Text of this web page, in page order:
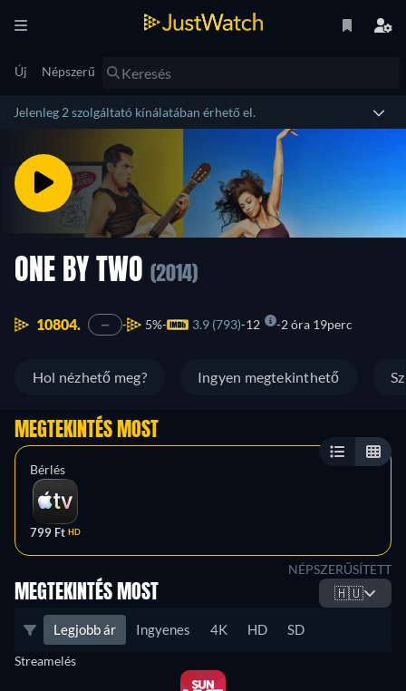
Új Népszerű
Jelenleg 2 szolgáltató kínálatában érhető el.
ONE BY TWO (2014)
10804. — 5% 3.9 (793) 12 2 óra 19perc
Hol nézhető meg? Ingyen megtekinthető
MEGTEKINTÉS MOST
Bérlés
799 Ft HD
NÉPSZERŰSÍTETT
MEGTEKINTÉS MOST 🇭🇺
Legjobb ár Ingyenes 4K HD SD
Streamelés